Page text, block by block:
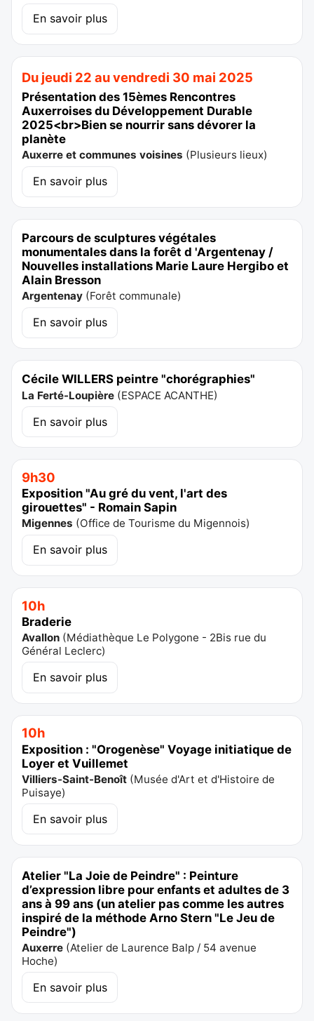
En savoir plus
Du jeudi 22 au vendredi 30 mai 2025
Présentation des 15èmes Rencontres
Auxerroises du Développement Durable
2025<br>Bien se nourrir sans dévorer la
planète
Auxerre et communes voisines (Plusieurs lieux)
En savoir plus
Parcours de sculptures végétales
monumentales dans la forêt d 'Argentenay /
Nouvelles installations Marie Laure Hergibo et
Alain Bresson
Argentenay (Forêt communale)
En savoir plus
Cécile WILLERS peintre "chorégraphies"
La Ferté-Loupière (ESPACE ACANTHE)
En savoir plus
9h30
Exposition "Au gré du vent, l'art des
girouettes" - Romain Sapin
Migennes (Office de Tourisme du Migennois)
En savoir plus
10h
Braderie
Avallon (Médiathèque Le Polygone - 2Bis rue du
Général Leclerc)
En savoir plus
10h
Exposition : "Orogenèse" Voyage initiatique de
Loyer et Vuillemet
Villiers-Saint-Benoît (Musée d'Art et d'Histoire de
Puisaye)
En savoir plus
Atelier "La Joie de Peindre" : Peinture
d’expression libre pour enfants et adultes de 3
ans à 99 ans (un atelier pas comme les autres
inspiré de la méthode Arno Stern "Le Jeu de
Peindre")
Auxerre (Atelier de Laurence Balp / 54 avenue
Hoche)
En savoir plus